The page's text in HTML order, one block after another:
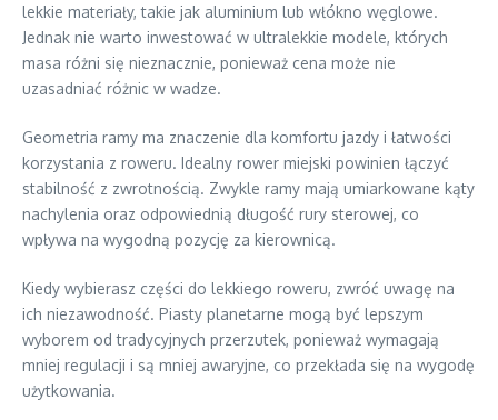
lekkie materiały, takie jak aluminium lub włókno węglowe.
Jednak nie warto inwestować w ultralekkie modele, których
masa różni się nieznacznie, ponieważ cena może nie
uzasadniać różnic w wadze.
Geometria ramy ma znaczenie dla komfortu jazdy i łatwości
korzystania z roweru. Idealny rower miejski powinien łączyć
stabilność z zwrotnością. Zwykle ramy mają umiarkowane kąty
nachylenia oraz odpowiednią długość rury sterowej, co
wpływa na wygodną pozycję za kierownicą.
Kiedy wybierasz części do lekkiego roweru, zwróć uwagę na
ich niezawodność. Piasty planetarne mogą być lepszym
wyborem od tradycyjnych przerzutek, ponieważ wymagają
mniej regulacji i są mniej awaryjne, co przekłada się na wygodę
użytkowania.